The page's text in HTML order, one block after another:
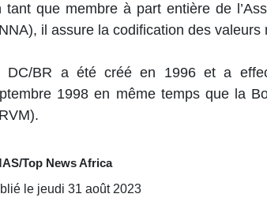
tant que membre à part entière de
il assure la codification des valeurs
DC/BR a été créé en 1996 et a
1998 en même temps que la
Top News Africa
le jeudi 31 août 2023